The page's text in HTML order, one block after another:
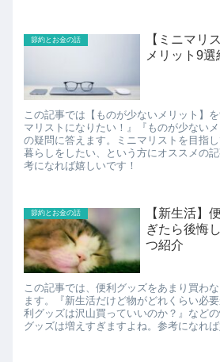
節約とお金の話
【ミニマリ
メリット9選
この記事では【ものが少ないメリット】
マリストになりたい！』『ものが少ない
の疑問に答えます。ミニマリストを目指
暮らしをしたい、という方にオススメの
考になれば嬉しいです！
節約とお金の話
【新生活】
ぎたら後悔
つ紹介
この記事では、便利グッズをあまり買わ
ます。『新生活だけど物がどれくらい必
利グッズは沢山買っていいのか？』など
グッズは増えすぎますよね。参考になれば